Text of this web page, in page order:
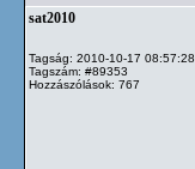
sat2010
Tagság: 2010-10-17 08:57:28
Tagszám: #89353
Hozzászólások: 767